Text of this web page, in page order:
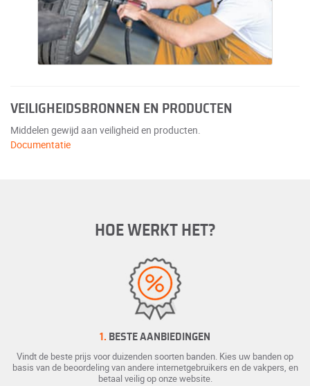
VEILIGHEIDSBRONNEN EN PRODUCTEN
Middelen gewijd aan veiligheid en producten.
Documentatie
HOE WERKT HET?
1. BESTE AANBIEDINGEN
Vindt de beste prijs voor duizenden soorten banden. Kies uw banden op
basis van de beoordeling van andere internetgebruikers en de vakpers, en
betaal veilig op onze website.